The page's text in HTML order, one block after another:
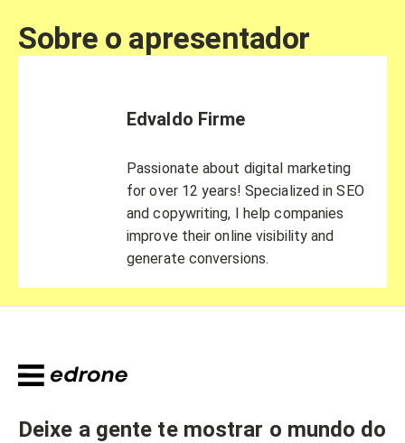
Sobre o apresentador
Edvaldo Firme
Passionate about digital marketing
for over 12 years! Specialized in SEO
and copywriting, I help companies
improve their online visibility and
generate conversions.
Deixe a gente te mostrar o mundo do